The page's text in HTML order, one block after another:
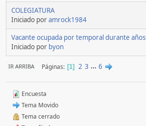
COLEGIATURA
Iniciado poramrock1984
Vacante ocupada por temporal durante años
Iniciado por byon
IR ARRIBA Páginas 1 2 3 ... 6
Encuesta
Tema Movido
Tema cerrado